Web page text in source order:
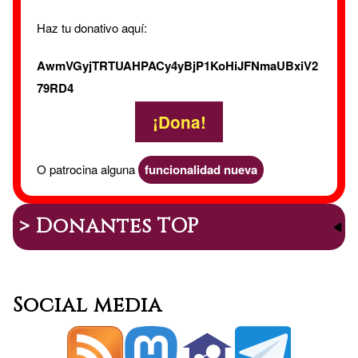
Haz tu donativo aquí:
AwmVGyjTRTUAHPACy4yBjP1KoHiJFNmaUBxiV2
79RD4
¡Dona!
O patrocina alguna funcionalidad nueva
> Donantes TOP
Social media